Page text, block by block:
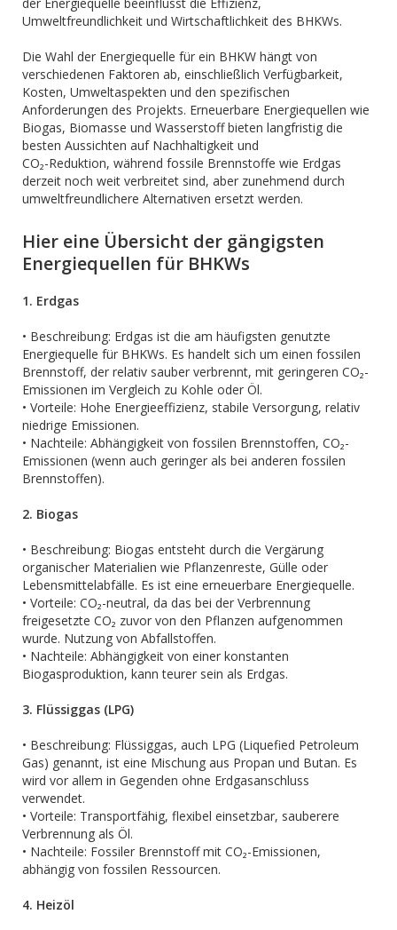
Umweltfreundlichkeit und Wirtschaftlichkeit des BHKWs.
Die Wahl der Energiequelle für ein BHKW hängt von
verschiedenen Faktoren ab, einschließlich Verfügbarkeit,
Kosten, Umweltaspekten und den spezifischen
Anforderungen des Projekts. Erneuerbare Energiequellen wie
Biogas, Biomasse und Wasserstoff bieten langfristig die
besten Aussichten auf Nachhaltigkeit und
CO₂-Reduktion, während fossile Brennstoffe wie Erdgas
derzeit noch weit verbreitet sind, aber zunehmend durch
umweltfreundlichere Alternativen ersetzt werden.
Hier eine Übersicht der gängigsten
Energiequellen für BHKWs
1. Erdgas
• Beschreibung: Erdgas ist die am häufigsten genutzte
Energiequelle für BHKWs. Es handelt sich um einen fossilen
Brennstoff, der relativ sauber verbrennt, mit geringeren CO₂-
Emissionen im Vergleich zu Kohle oder Öl.
• Vorteile: Hohe Energieeffizienz, stabile Versorgung, relativ
niedrige Emissionen.
• Nachteile: Abhängigkeit von fossilen Brennstoffen, CO₂-
Emissionen (wenn auch geringer als bei anderen fossilen
Brennstoffen).
2. Biogas
• Beschreibung: Biogas entsteht durch die Vergärung
organischer Materialien wie Pflanzenreste, Gülle oder
Lebensmittelabfälle. Es ist eine erneuerbare Energiequelle.
• Vorteile: CO₂-neutral, da das bei der Verbrennung
freigesetzte CO₂ zuvor von den Pflanzen aufgenommen
wurde. Nutzung von Abfallstoffen.
• Nachteile: Abhängigkeit von einer konstanten
Biogasproduktion, kann teurer sein als Erdgas.
3. Flüssiggas (LPG)
• Beschreibung: Flüssiggas, auch LPG (Liquefied Petroleum
Gas) genannt, ist eine Mischung aus Propan und Butan. Es
wird vor allem in Gegenden ohne Erdgasanschluss
verwendet.
• Vorteile: Transportfähig, flexibel einsetzbar, sauberere
Verbrennung als Öl.
• Nachteile: Fossiler Brennstoff mit CO₂-Emissionen,
abhängig von fossilen Ressourcen.
4. Heizöl